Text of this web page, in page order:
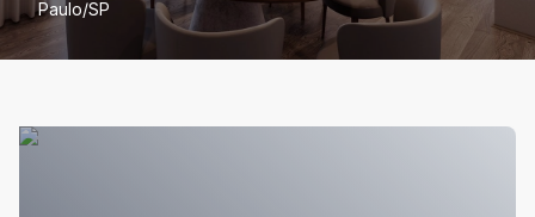
Paulo/SP